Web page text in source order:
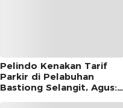
Pelindo Kenakan Tarif
Parkir di Pelabuhan
Bastiong Selangit, Agus: